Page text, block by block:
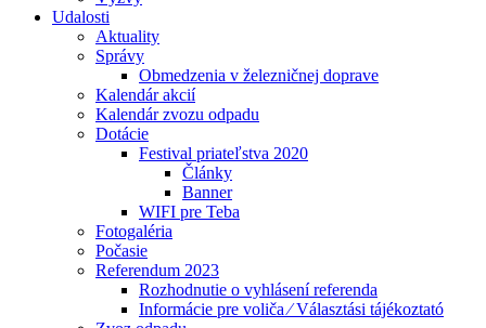
Udalosti
Aktuality
Správy
Obmedzenia v železničnej doprave
Kalendár akcií
Kalendár zvozu odpadu
Dotácie
Festival priateľstva 2020
Články
Banner
WIFI pre Teba
Fotogaléria
Počasie
Referendum 2023
Rozhodnutie o vyhlásení referenda
Informácie pre voliča ⁄ Választási tájékoztató